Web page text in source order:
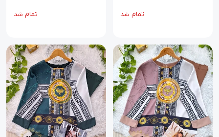
تمام شد تمام شد